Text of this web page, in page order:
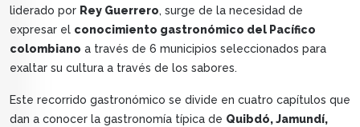
liderado por Rey Guerrero, surge de la necesidad de
expresar el conocimiento gastronómico del Pacífico
colombiano a través de 6 municipios seleccionados para
exaltar su cultura a través de los sabores.
Este recorrido gastronómico se divide en cuatro capítulos que
dan a conocer la gastronomía típica de Quibdó, Jamundí,